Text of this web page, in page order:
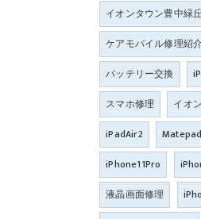
イオンタウン豊中緑
ケアモバイル修理紹
バッテリー交換
スマホ修理
イオ
iPadAir2
iPhone11Pro
液晶画面修理